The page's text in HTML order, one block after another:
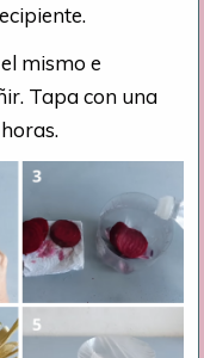
mismo e
Tapa con una